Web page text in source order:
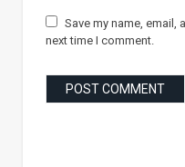
Save my name,
next time I comment.